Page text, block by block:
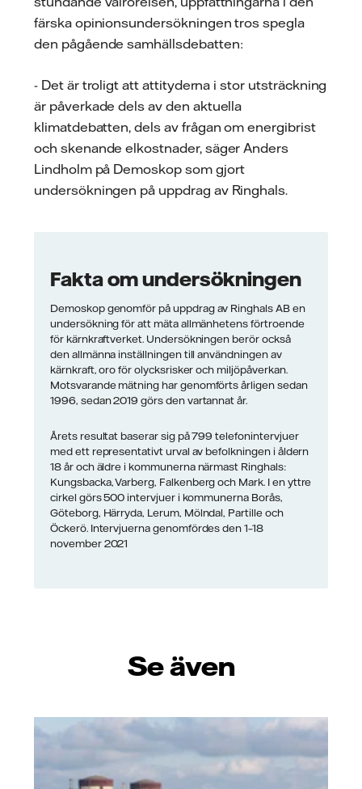
färska opinionsundersökningen tros spegla
den pågående samhällsdebatten:
- Det är troligt att attityderna i stor utsträckning
är påverkade dels av den aktuella
klimatdebatten, dels av frågan om energibrist
och skenande elkostnader, säger Anders
Lindholm på Demoskop som gjort
undersökningen på uppdrag av Ringhals.
Fakta om undersökningen
Demoskop genomför på uppdrag av Ringhals AB en
undersökning för att mäta allmänhetens förtroende
för kärnkraftverket. Undersökningen berör också
den allmänna inställningen till användningen av
kärnkraft, oro för olycksrisker och miljöpåverkan.
Motsvarande mätning har genomförts årligen sedan
1996, sedan 2019 görs den vartannat år.
Årets resultat baserar sig på 799 telefonintervjuer
med ett representativt urval av befolkningen i åldern
18 år och äldre i kommunerna närmast Ringhals:
Kungsbacka, Varberg, Falkenberg och Mark. I en yttre
cirkel görs 500 intervjuer i kommunerna Borås,
Göteborg, Härryda, Lerum, Mölndal, Partille och
Öckerö. Intervjuerna genomfördes den 1–18
november 2021
Se även